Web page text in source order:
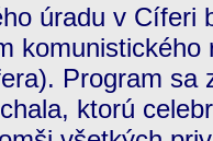
úradu v Cíferi
Program sa
ktorú